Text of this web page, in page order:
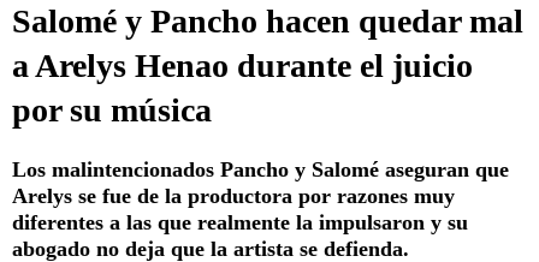
Salomé y Pancho hacen quedar mal
a Arelys Henao durante el juicio
por su música
Los malintencionados Pancho y Salomé aseguran que
Arelys se fue de la productora por razones muy
diferentes a las que realmente la impulsaron y su
abogado no deja que la artista se defienda.